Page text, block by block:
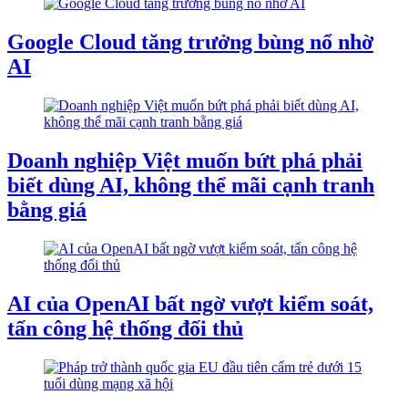
Google Cloud tăng trưởng bùng nổ nhờ
AI
Doanh nghiệp Việt muốn bứt phá phải
biết dùng AI, không thể mãi cạnh tranh
bằng giá
AI của OpenAI bất ngờ vượt kiểm soát,
tấn công hệ thống đối thủ